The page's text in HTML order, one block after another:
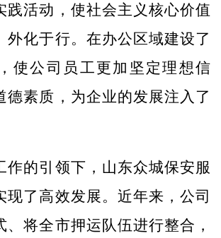
践活动，使社会主义核心价值
外化于行。在办公区域建设了
使公司员工更加坚定理想信
德素质，为企业的发展注入了
的引领下，山东众城保安服
现了高效发展。近年来，公司
、将全市押运队伍进行整合，